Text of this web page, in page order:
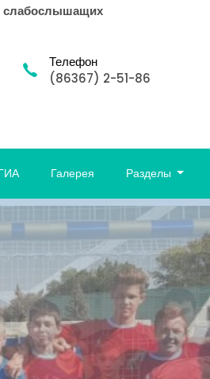
слабослышащих
Телефон
(86367) 2-51-86
Галерея Разделы